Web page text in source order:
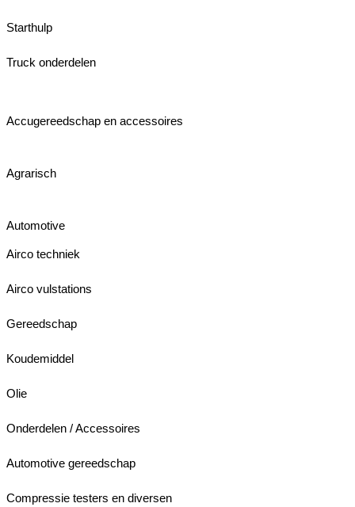
Starthulp
Truck onderdelen
Accugereedschap en accessoires
Agrarisch
Automotive
Airco techniek
Airco vulstations
Gereedschap
Koudemiddel
Olie
Onderdelen / Accessoires
Automotive gereedschap
Compressie testers en diversen